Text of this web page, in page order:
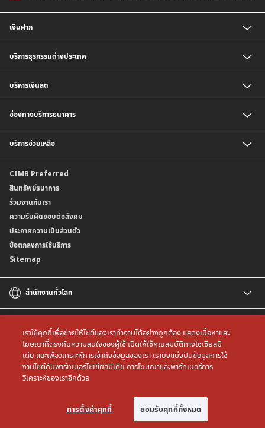
เงินฝาก
เงินฝากกระแสรายวัน
เงินฝากเพื่อบริหารจัดการเงินสด (Cash Management Savings)
เงินฝาก Corporate Super Savings
เงินฝากประจำ
บัญชี CIMB Biz Account
เงินฝากเงินตราต่างประเทศ
เงินฝากสกุลมาเลเซียริงกิต
บัญชีเงินฝาก CIMB Biz US Dollar
บริการธุรกรรมต่างประเทศ
บริการเพื่อธุรกิจส่งออก
บริการออกหนังสือค้ำประกัน
บริหารเงินสด
บริการรับชำระเงิน
ช่องทางบริการธนาคาร
พร้อมเพย์นิติบุคคล
บริการช่วยเหลือ
สาขาธนาคาร
ข้อมูลคุณภาพการให้บริการ
CIMB Preferred
สินทรัพย์ธนาคาร
ร่วมงานกับเรา
ความรับผิดชอบต่อสังคม
ประกาศความเป็นส่วนตัว
ข้อตกลงการใช้บริการ
Sitemap
สำนักงานทั่วโลก
CIMB Islamic
CIMB Bank (MY)
CIMB Bank (SG)
CIMB Bank (KH)
CIMB Niaga
All rights reserved. Copyright © 2026 CIMB THAI Bank
เราใช้คุกกี้เพื่อช่วยให้ไซต์ของเราทำงานได้อย่างถูกต้อง แสดงเนื้อหาและ
โฆษณาที่ตรงกับความสนใจของผู้ใช้ เปิดให้ใช้คุณสมบัติทางโซเชียลมี
เดีย และเพื่อวิเคราะห์การเข้าถึงข้อมูลของเรา เรายังแบ่งปันข้อมูลการใช้
งานไซต์กับพาร์ทเนอร์โซเชียลมีเดีย การโฆษณาและพาร์ทเนอร์การ
วิเคราะห์ของเราอีกด้วย
การตั้งค่าคุกกี้ ยอมรับคุกกี้ทั้งหมด